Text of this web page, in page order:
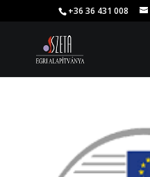
+36 36 431 008